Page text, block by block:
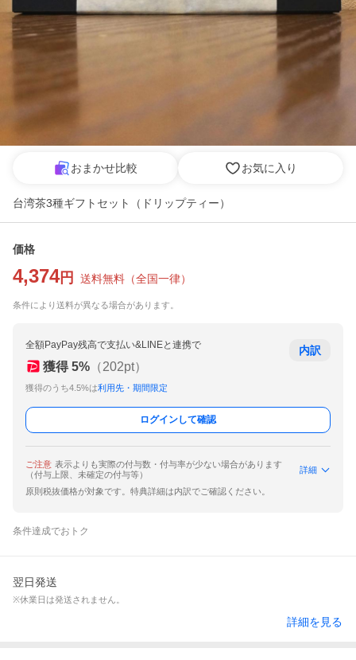
おまかせ比較 お気に入り
台湾茶3種ギフトセット（ドリップティー）
価格
4,374円 送料無料 （全国一律）
条件により送料が異なる場合があります。
全額PayPay残高で支払い&LINEと連携で
獲得 5% （202pt）
獲得のうち4.5%は利用先・期間限定
内訳
ログインして確認
ご注意 表示よりも実際の付与数・付与率が少ない場合があります
（付与上限、未確定の付与等）
詳細
原則税抜価格が対象です。特典詳細は内訳でご確認ください。
条件達成でおトク
翌日発送
※休業日は発送されません。
詳細を見る